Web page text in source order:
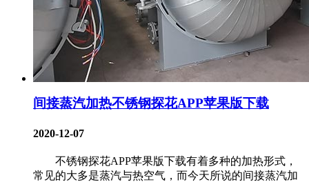
间接蒸汽加热不锈钢探花APP苹果版下载
2020-12-07
不锈钢探花APP苹果版下载有着多种的加热形式，
常见的大多是蒸汽与热空气，而今天所说的间接蒸汽加